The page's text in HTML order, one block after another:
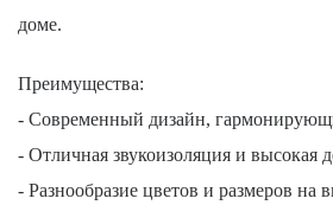
доме.
Преимущества:
- Современный дизайн,
- Отличная звукоизоляция и высокая
- Разнообразие цветов и размеров на